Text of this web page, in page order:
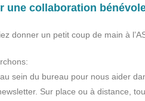
une collaboration
donner un petit coup de main à
sein du bureau pour nous aider
Sur place ou à distance,